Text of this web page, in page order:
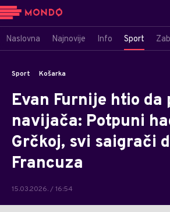
Naslovna Najnovije Info Sport
Sport Košarka
Evan Furnije htio da
navijača: Potpuni
Grčkoj, svi saigrači
Francuza
15.03.2026. / 16:54